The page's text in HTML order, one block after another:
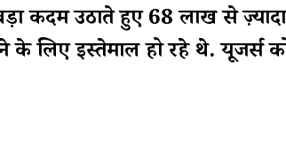
कदम उठाते हुए 68 लाख से
के लिए इस्तेमाल हो रहे थे.